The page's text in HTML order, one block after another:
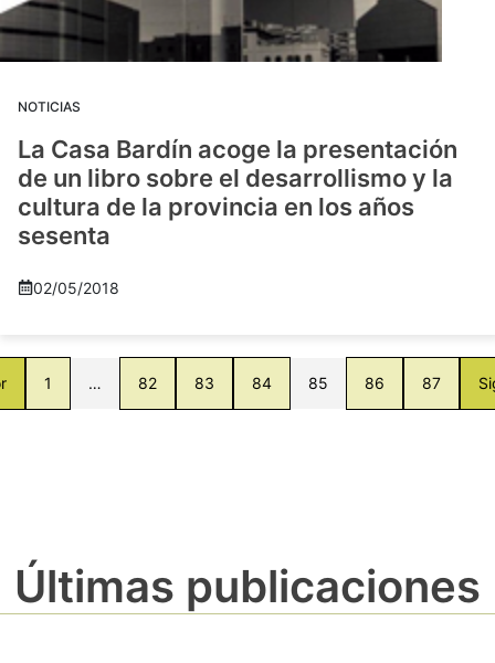
NOTICIAS
La Casa Bardín acoge la presentación
de un libro sobre el desarrollismo y la
cultura de la provincia en los años
sesenta
02/05/2018
1 … 82 83 84 85 86 87
Últimas publicaciones